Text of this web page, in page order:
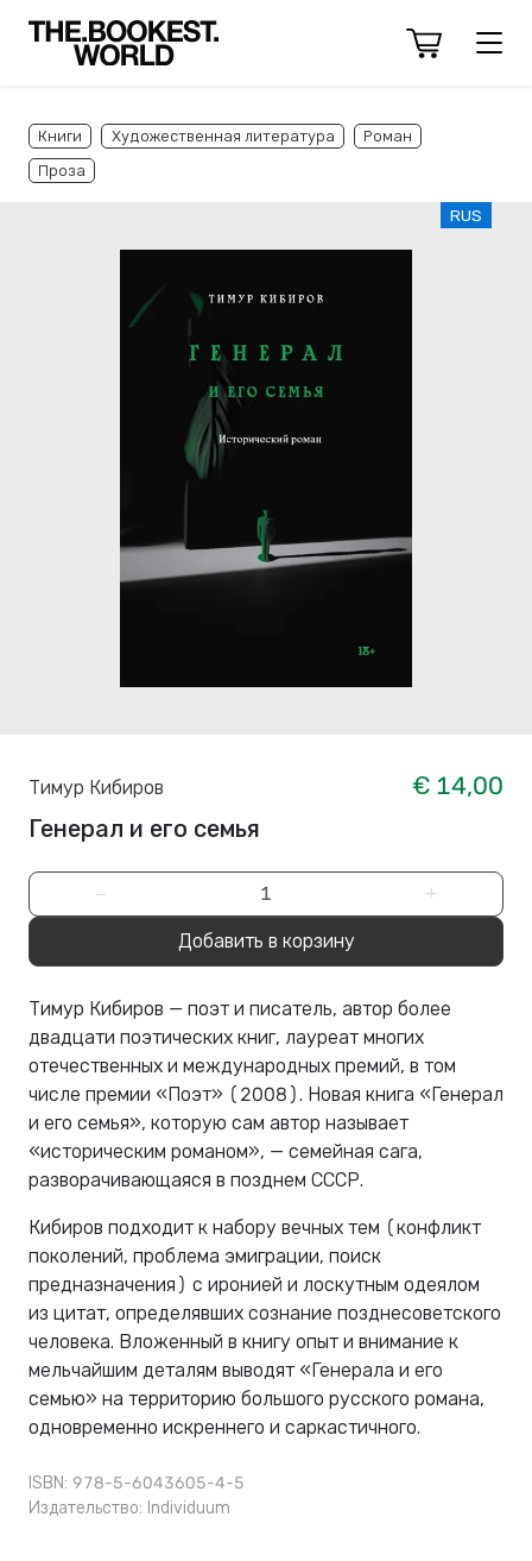
Книги Художественная литература
Роман
Проза
RUS
Тимур Кибиров
€ 14,00
Генерал и его семья
− +
Добавить в корзину
Тимур Кибиров — поэт и писатель, автор более
двадцати поэтических книг, лауреат многих
отечественных и международных премий, в том
числе премии «Поэт» (2008). Новая книга «Генерал
и его семья», которую сам автор называет
«историческим романом», — семейная сага,
разворачивающаяся в позднем СССР.
Кибиров подходит к набору вечных тем (конфликт
поколений, проблема эмиграции, поиск
предназначения) с иронией и лоскутным одеялом
из цитат, определявших сознание позднесоветского
человека. Вложенный в книгу опыт и внимание к
мельчайшим деталям выводят «Генерала и его
семью» на территорию большого русского романа,
одновременно искреннего и саркастичного.
ISBN: 978-5-6043605-4-5
Издательство: Individuum